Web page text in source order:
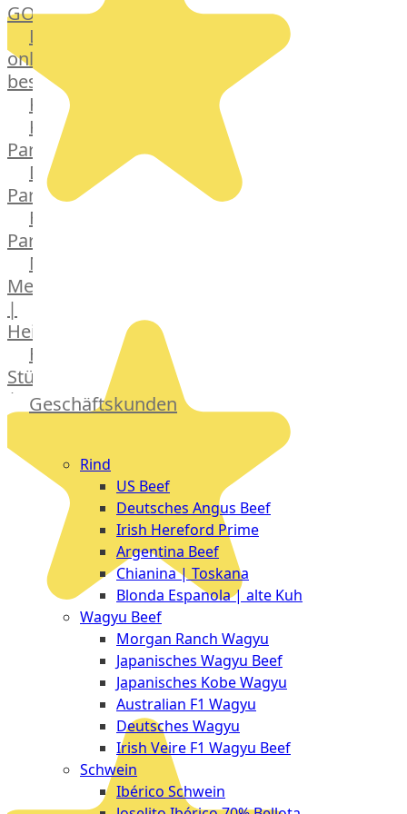
GOURMET
Lebensmittel
online
bestellen
Karriere
Kochschul-
Partner
Depot-
Partner
Frischetheken-
Partner
Männer
Metzger
|
Heinsberg
Feinkost
Stüttgen
|
Düsseldorf
Meat
Stuttgart
Geschäftskunden
Rind
US Beef
Deutsches Angus Beef
Irish Hereford Prime
Argentina Beef
Chianina | Toskana
Blonda Espanola | alte Kuh
Wagyu Beef
Morgan Ranch Wagyu
Japanisches Wagyu Beef
Japanisches Kobe Wagyu
Australian F1 Wagyu
Deutsches Wagyu
Irish Veire F1 Wagyu Beef
Schwein
Ibérico Schwein